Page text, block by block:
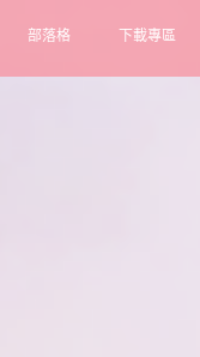
部落格 下載專區